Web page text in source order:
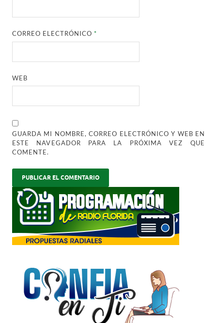
CORREO ELECTRÓNICO*
WEB
GUARDA MI NOMBRE, CORREO ELECTRÓNICO Y WEB EN
ESTE NAVEGADOR PARA LA PRÓXIMA VEZ QUE
COMENTE.